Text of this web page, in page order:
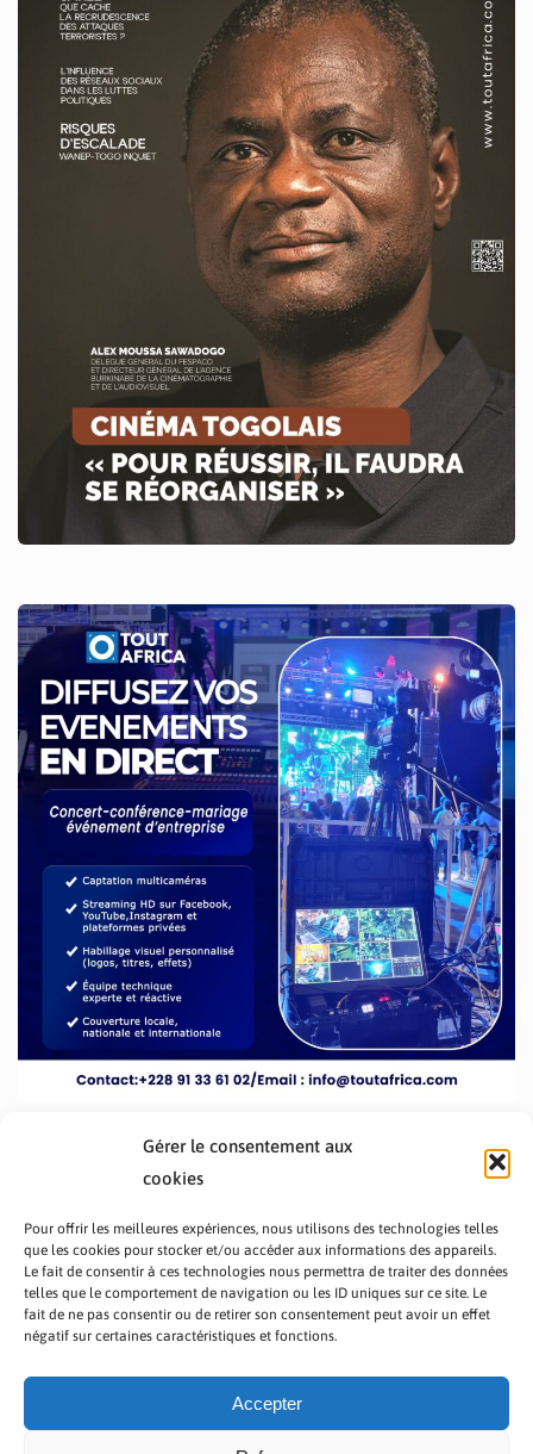
Gérer le consentement aux
cookies
Pour offrir les meilleures expériences, nous utilisons des technologies telles
que les cookies pour stocker et/ou accéder aux informations des appareils.
Le fait de consentir à ces technologies nous permettra de traiter des données
telles que le comportement de navigation ou les ID uniques sur ce site. Le
fait de ne pas consentir ou de retirer son consentement peut avoir un effet
négatif sur certaines caractéristiques et fonctions.
Accepter
PRÉSENTATION TOUTAFRICA
A PROPOS